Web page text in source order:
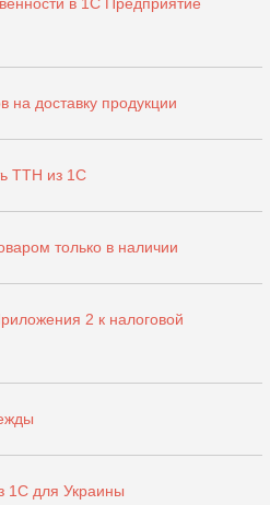
на доставку продукции
ТТН из 1С
только в наличии
2 к налоговой
1С для Украины